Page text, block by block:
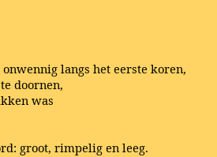
langs het eerste koren,
doornen,
was
groot, rimpelig en leeg.